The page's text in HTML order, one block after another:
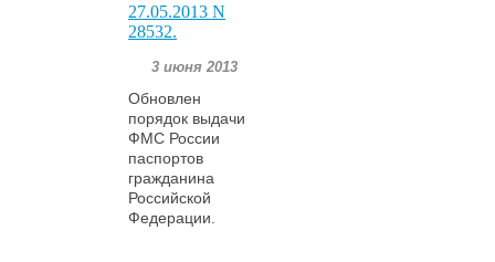
27.05.2013 N
28532.
3 июня 2013
Обновлен
порядок выдачи
ФМС России
паспортов
гражданина
Российской
Федерации.